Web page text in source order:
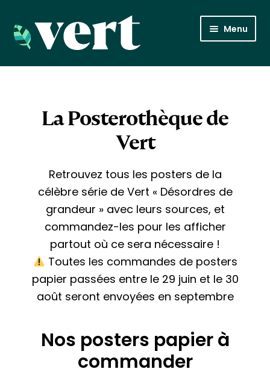
Aller
à
navigation
Aller
au
contenu
Menu
Posters
Retour sur Vert, le média
La Posterothèque de
Vert
Retrouvez tous les posters de la
célèbre série de Vert « Désordres de
grandeur » avec leurs sources, et
commandez-les pour les afficher
partout où ce sera néces­saire !
​ Toutes les commandes de posters
papier passées entre le 29 juin et le 30
août seront envoyées en septembre
Nos posters papier à
commander